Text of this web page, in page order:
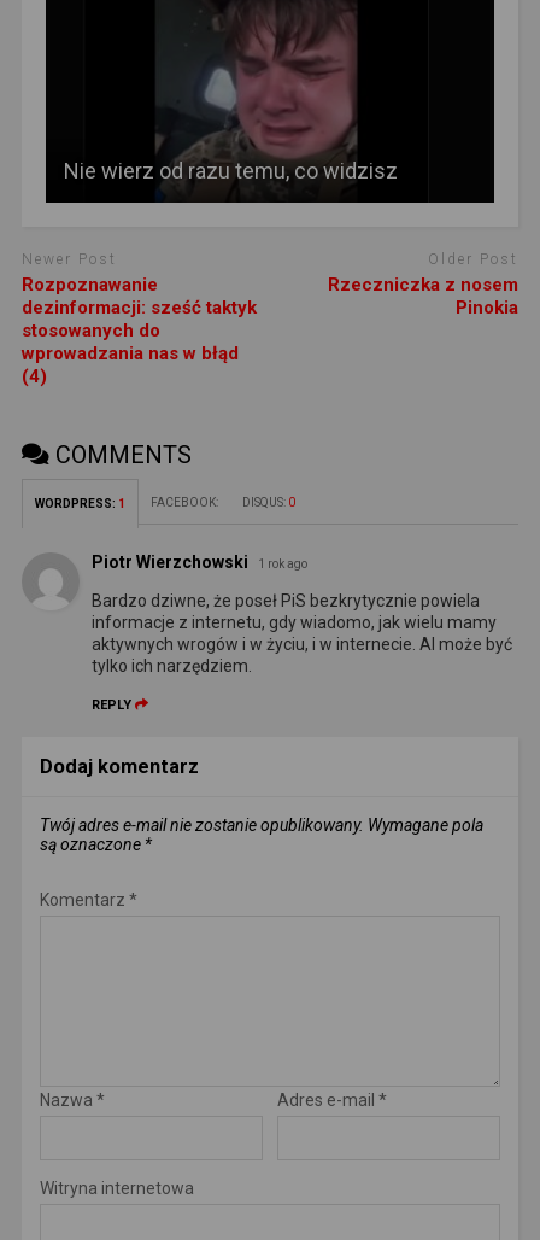
Nie wierz od razu temu, co widzisz
Newer Post
Rozpoznawanie
dezinformacji: sześć taktyk
stosowanych do
wprowadzania nas w błąd
(4)
Older Post
Rzeczniczka z nosem
Pinokia
COMMENTS
WORDPRESS: 1 FACEBOOK: DISQUS: 0
Piotr Wierzchowski 1 rok ago
Bardzo dziwne, że poseł PiS bezkrytycznie powiela
informacje z internetu, gdy wiadomo, jak wielu mamy
aktywnych wrogów i w życiu, i w internecie. Al może być
tylko ich narzędziem.
REPLY
Dodaj komentarz
Twój adres e-mail nie zostanie opublikowany. Wymagane pola
są oznaczone *
Komentarz *
Nazwa * Adres e-mail *
Witryna internetowa